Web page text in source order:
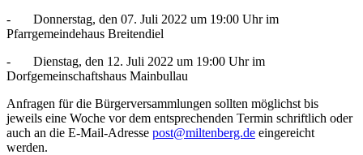
- Donnerstag, den 07. Juli 2022 um 19:00 Uhr im
Pfarrgemeindehaus Breitendiel
- Dienstag, den 12. Juli 2022 um 19:00 Uhr im
Dorfgemeinschaftshaus Mainbullau
Anfragen für die Bürgerversammlungen sollten möglichst bis
jeweils eine Woche vor dem entsprechenden Termin schriftlich oder
auch an die E-Mail-Adresse post@miltenberg.de eingereicht
werden.